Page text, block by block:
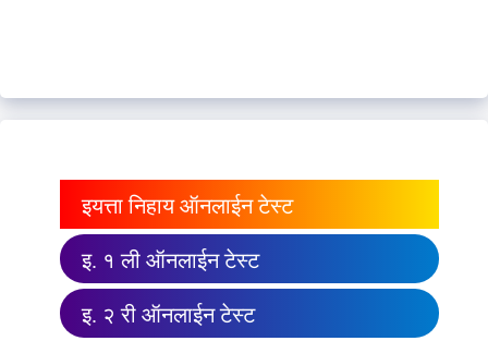
इयत्ता निहाय ऑनलाईन टेस्ट
इ. १ ली ऑनलाईन टेस्ट
इ. २ री ऑनलाईन टेस्ट